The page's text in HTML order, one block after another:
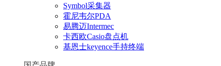
Symbol采集器
霍尼韦尔PDA
易腾迈Intermec
卡西欧Casio盘点机
基恩士keyence手持终端